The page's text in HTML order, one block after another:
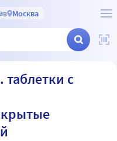
в Москва
с